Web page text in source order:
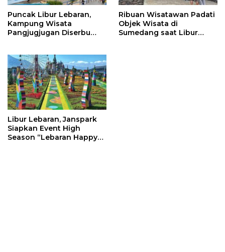
Puncak Libur Lebaran,
Kampung Wisata
Pangjugjugan Diserbu
Ribuan Wisatawan Padati
Objek Wisata di
Sumedang saat Libur
Libur Lebaran, Janspark
Siapkan Event High
Season “Lebaran Happy